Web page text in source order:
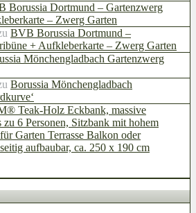
Borussia Dortmund – Gartenzwerg
– Zwerg Garten
BVB Borussia Dortmund –
+ Aufkleberkarte – Zwerg Garten
Mönchengladbach Gartenzwerg
Borussia Mönchengladbach
Teak-Holz Eckbank, massive
6 Personen, Sitzbank mit hohem
Garten Terrasse Balkon oder
aufbaubar, ca. 250 x 190 cm